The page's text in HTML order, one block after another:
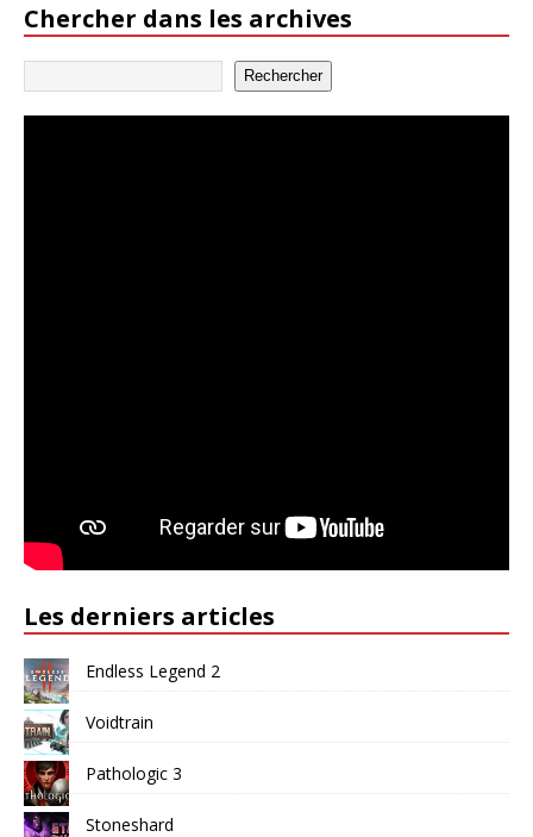
Chercher dans les archives
Rechercher
Les derniers articles
Endless Legend 2
Voidtrain
Pathologic 3
Stoneshard